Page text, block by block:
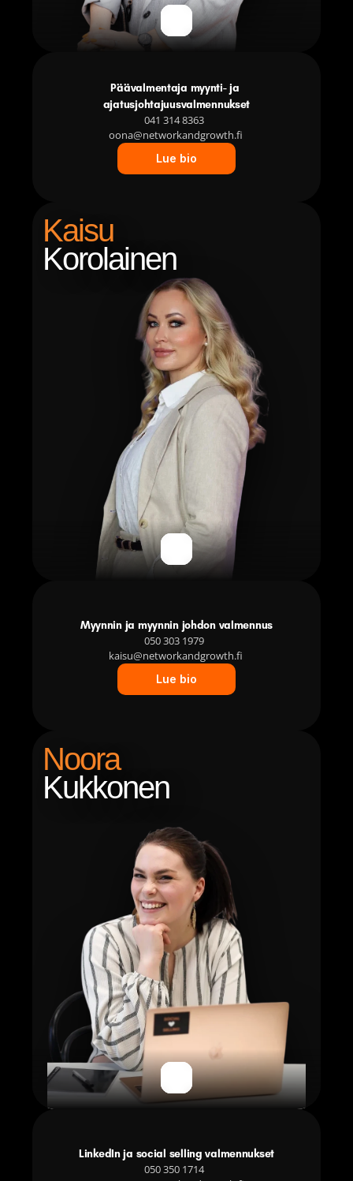
Päävalmentaja myynti- ja
ajatusjohtajuusvalmennukset
041 314 8363
oona@networkandgrowth.fi
Lue bio
Kaisu
Korolainen
Myynnin ja myynnin johdon valmennus
050 303 1979
kaisu@networkandgrowth.fi
Lue bio
Noora
Kukkonen
LinkedIn ja social selling valmennukset
050 350 1714